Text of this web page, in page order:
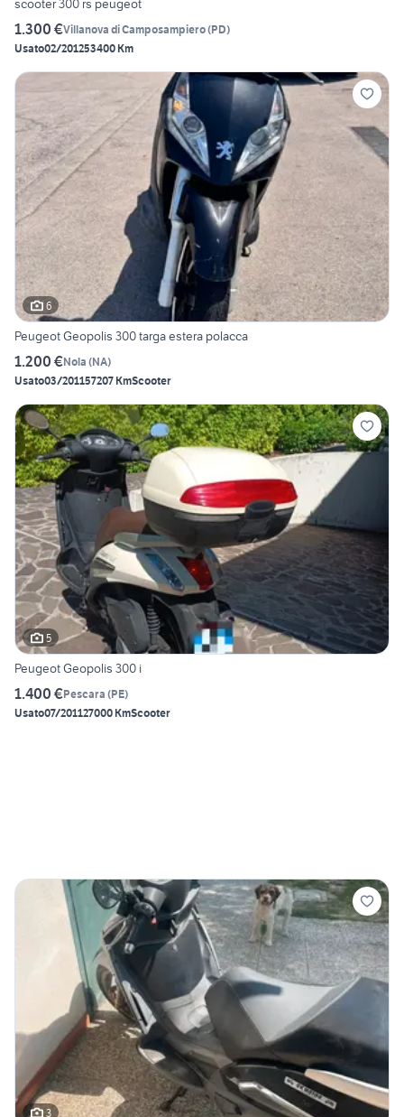
scooter 300 rs peugeot
1.300 €Villanova di Camposampiero(PD)
Usato02/201253400 Km
6
Peugeot Geopolis 300 targa estera polacca
1.200 €Nola (NA)
Usato03/201157207 KmScooter
5
Peugeot Geopolis 300 i
1.400 €Pescara (PE)
Usato07/201127000 KmScooter
3